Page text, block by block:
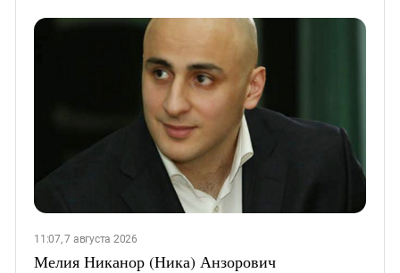
11:07, 7 августа 2026
Мелия Никанор (Ника) Анзорович